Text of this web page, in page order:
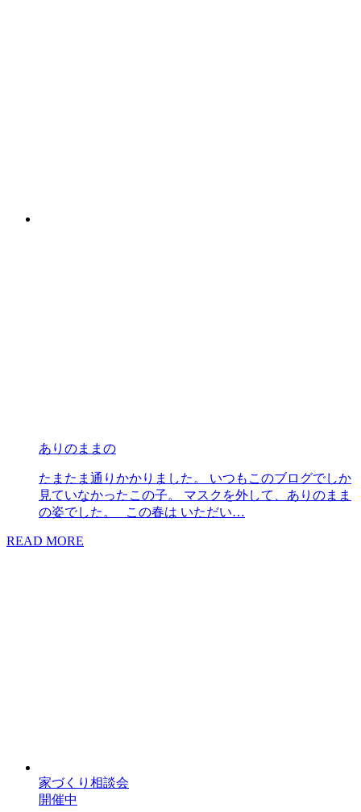
ありのままの
たまたま通りかかりました。 いつもこのブログでしか
見ていなかったこの子。 マスクを外して、ありのまま
の姿でした。 この春は いただい…
READ MORE
家づくり相談会
開催中